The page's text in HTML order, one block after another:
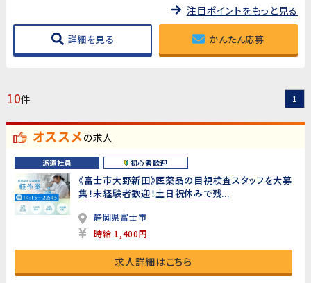
注目ポイントをもっと見る
詳細を見る かんたん応募
10件 1
オススメの求人
派遣社員 初心者歓迎
《富士市大野新田》医薬品の目視検査スタッフを大募
集！未経験者歓迎！土日祝休みで残...
静岡県富士市
時給 1,400円
求人詳細はこちら